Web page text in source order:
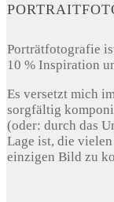
Porträtfotografie
10 % Inspiration
Es versetzt mich
sorgfältig
(oder: durch das
Lage ist, die
einzigen Bild zu